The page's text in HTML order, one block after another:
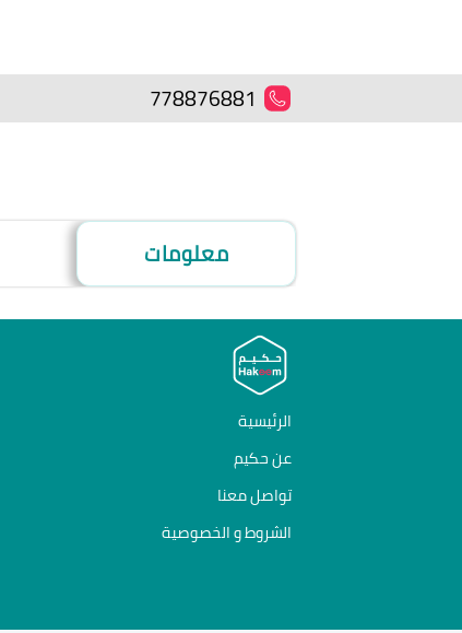
778876881
معلومات
الرئيسية
عن حكيم
تواصل معنا
الشروط و الخصوصية